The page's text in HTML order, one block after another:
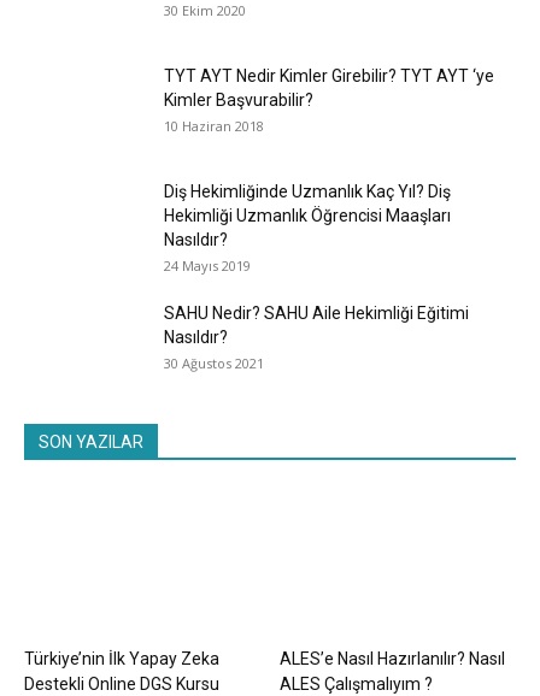
30 Ekim 2020
TYT AYT Nedir Kimler Girebilir? TYT AYT ‘ye
Kimler Başvurabilir?
10 Haziran 2018
Diş Hekimliğinde Uzmanlık Kaç Yıl? Diş
Hekimliği Uzmanlık Öğrencisi Maaşları
Nasıldır?
24 Mayıs 2019
SAHU Nedir? SAHU Aile Hekimliği Eğitimi
Nasıldır?
30 Ağustos 2021
SON YAZILAR
Türkiye’nin İlk Yapay Zeka
Destekli Online DGS Kursu
ALES’e Nasıl Hazırlanılır? Nasıl
ALES Çalışmalıyım ?